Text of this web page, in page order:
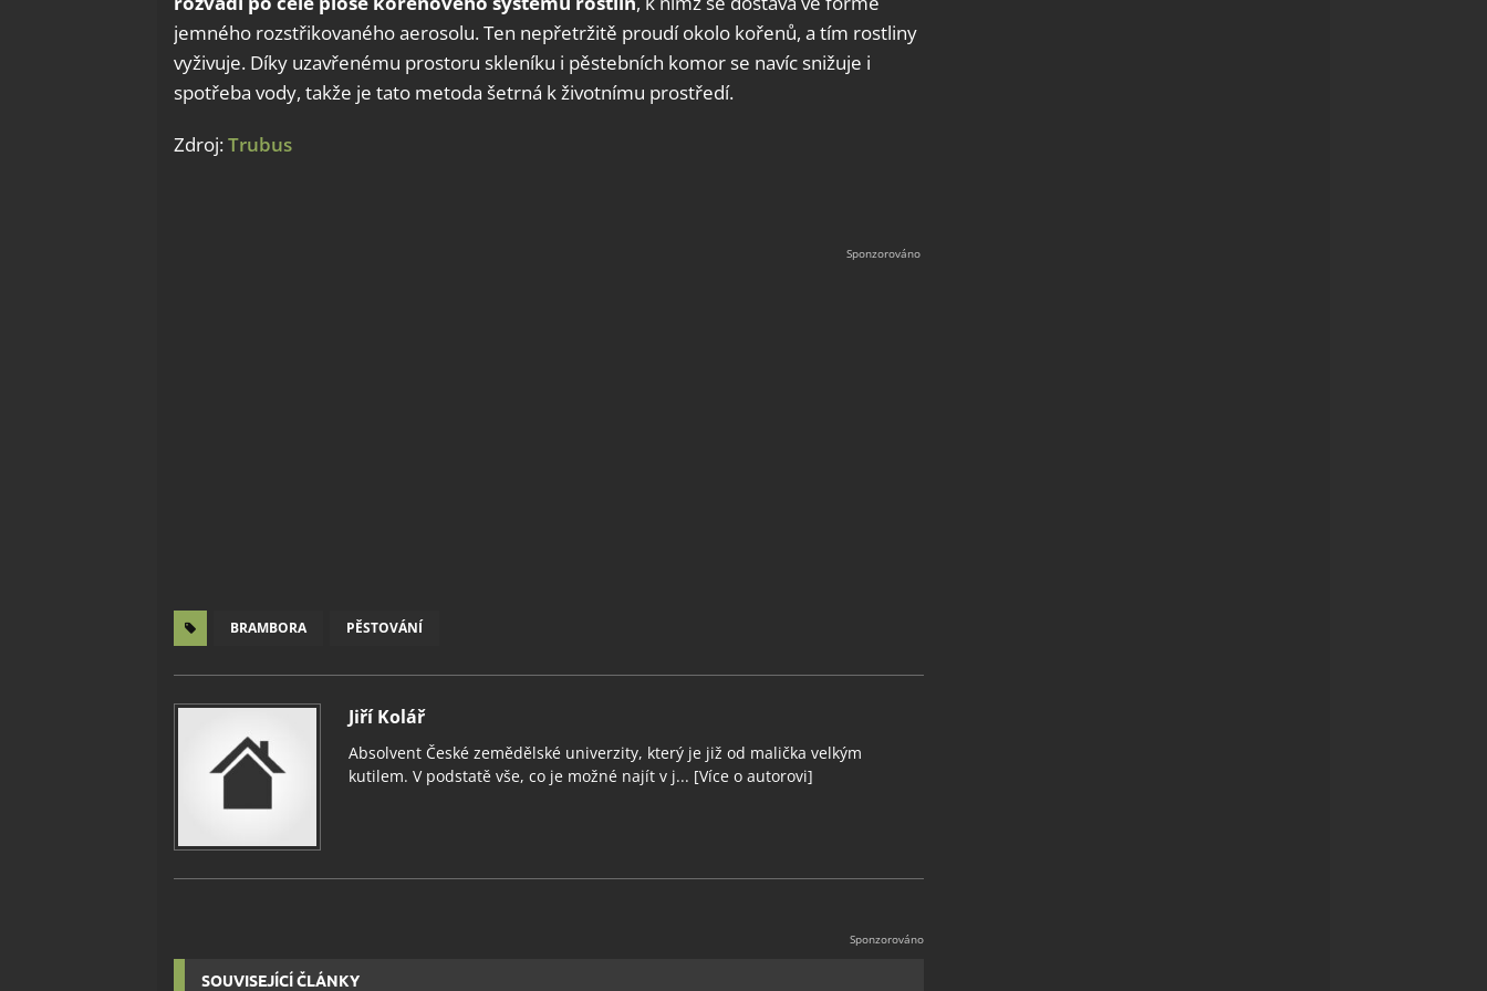
jemného rozstřikovaného aerosolu. Ten nepřetržitě proudí okolo kořenů, a tím rostliny
vyživuje. Díky uzavřenému prostoru skleníku i pěstebních komor se navíc snižuje i
spotřeba vody, takže je tato metoda šetrná k životnímu prostředí.
Zdroj:Trubus
BRAMBORA PĚSTOVÁNÍ
Jiří Kolář
Absolvent České zemědělské univerzity, který je již od malička velkým
kutilem. V podstatě vše, co je možné najít v j... [Více o autorovi]
SOUVISEJÍCÍ ČLÁNKY